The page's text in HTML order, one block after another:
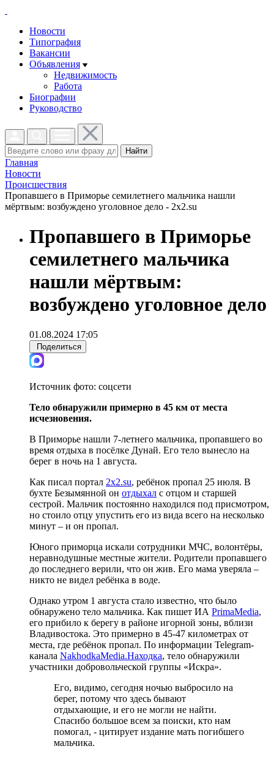
Новости
Типография
Вакансии
Объявления
Недвижимость
Работа
Биографии
Руководство
Найти
Главная
Новости
Проиcшествия
Пропавшего в Приморье семилетнего мальчика нашли
мёртвым: возбуждено уголовное дело - 2x2.su
Пропавшего в Приморье
семилетнего мальчика
нашли мёртвым:
возбуждено уголовное дело
01.08.2024 17:05
Поделиться
Источник фото: соцсети
Тело обнаружили примерно в 45 км от места
исчезновения.
В Приморье нашли 7-летнего мальчика, пропавшего во
время отдыха в посёлке Дунай. Его тело вынесло на
берег в ночь на 1 августа.
Как писал портал 2x2.su, ребёнок пропал 25 июля. В
бухте Безымянной он отдыхал с отцом и старшей
сестрой. Мальчик постоянно находился под присмотром,
но стоило отцу упустить его из вида всего на несколько
минут – и он пропал.
Юного приморца искали сотрудники МЧС, волонтёры,
неравнодушные местные жители. Родители пропавшего
до последнего верили, что он жив. Его мама уверяла –
никто не видел ребёнка в воде.
Однако утром 1 августа стало известно, что было
обнаружено тело мальчика. Как пишет ИА PrimaMedia,
его прибило к берегу в районе игорной зоны, вблизи
Владивостока. Это примерно в 45-47 километрах от
места, где ребёнок пропал. По информации Telegram-
канала NakhodkaMedia.Находка, тело обнаружили
участники добровольческой группы «Искра».
Его, видимо, сегодня ночью выбросило на
берег, потому что здесь бывают
отдыхающие, и его не могли не найти.
Спасибо большое всем за поиски, кто нам
помогал, - цитирует издание мать погибшего
мальчика.